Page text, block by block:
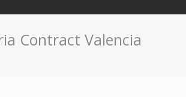
Contract Valencia